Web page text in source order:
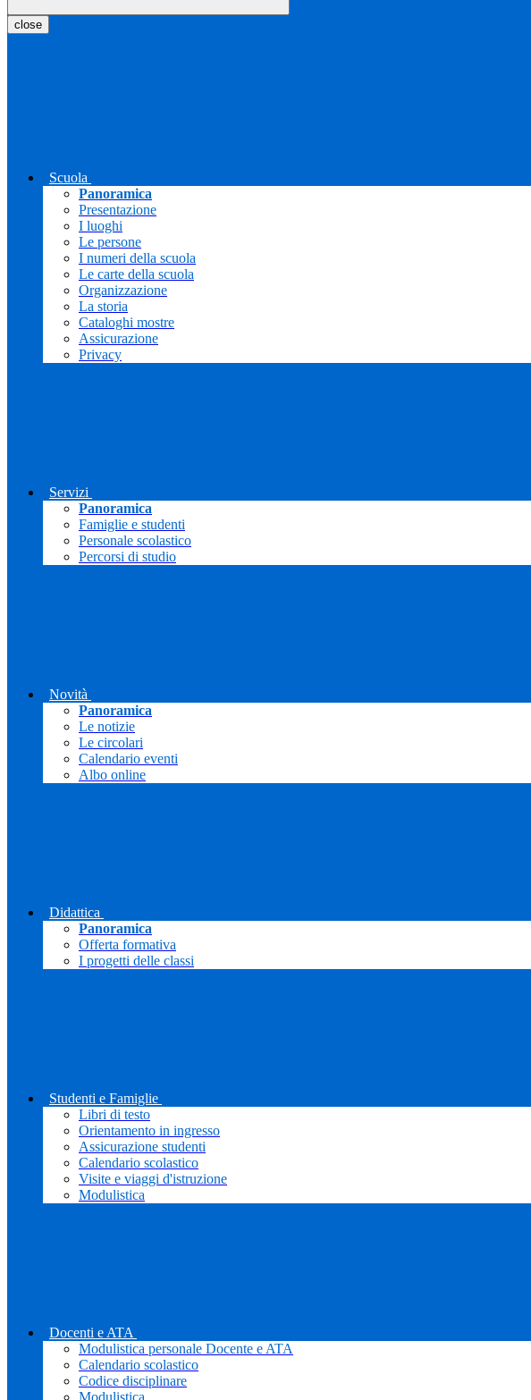
close
Scuola
Panoramica
Presentazione
I luoghi
Le persone
I numeri della scuola
Le carte della scuola
Organizzazione
La storia
Cataloghi mostre
Assicurazione
Privacy
Servizi
Panoramica
Famiglie e studenti
Personale scolastico
Percorsi di studio
Novità
Panoramica
Le notizie
Le circolari
Calendario eventi
Albo online
Didattica
Panoramica
Offerta formativa
I progetti delle classi
Studenti e Famiglie
Libri di testo
Orientamento in ingresso
Assicurazione studenti
Calendario scolastico
Visite e viaggi d'istruzione
Modulistica
Docenti e ATA
Modulistica personale Docente e ATA
Calendario scolastico
Codice disciplinare